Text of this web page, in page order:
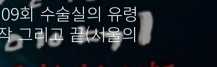
회 수술실의 유령
그리고 끝(서울의